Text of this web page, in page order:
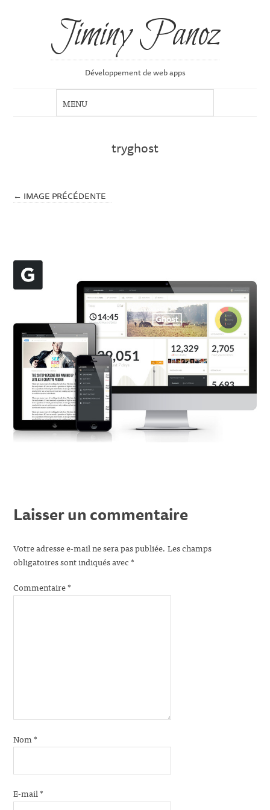
Jiminy Panoz
Développement de web apps
tryghost
← IMAGE PRÉCÉDENTE
Laisser un commentaire
Votre adresse e-mail ne sera pas publiée. Les champs
obligatoires sont indiqués avec*
Commentaire*
Nom*
E-mail*